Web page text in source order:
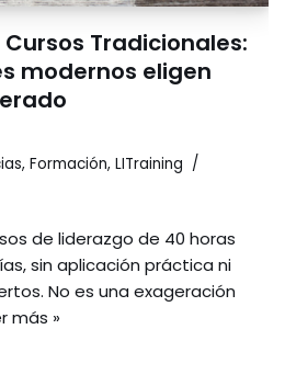
Tradicionales:
modernos eligen
, Formación, LITraining
de liderazgo de 40 horas
sin aplicación práctica ni
No es una exageración
más »